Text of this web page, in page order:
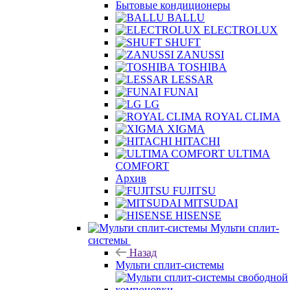
Бытовые кондиционеры
BALLU
ELECTROLUX
SHUFT
ZANUSSI
TOSHIBA
LESSAR
FUNAI
LG
ROYAL CLIMA
XIGMA
HITACHI
ULTIMA
COMFORT
Архив
FUJITSU
MITSUDAI
HISENSE
Мульти сплит-
системы
Назад
Мульти сплит-системы